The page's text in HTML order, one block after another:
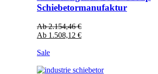
Schiebetormanufaktur
Ab2.154,46€
Ab 1.508,12 €
Sale